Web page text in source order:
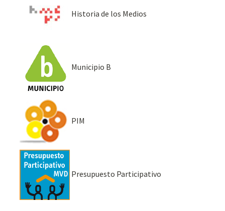
Historia de los Medios
Municipio B
PIM
Presupuesto Participativo